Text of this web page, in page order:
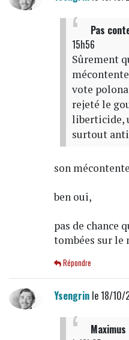
Pas
15h56
Sûrement
vote
rejeté le
liberticide,
surtout
son
ben oui,
pas de chance
tombées sur le
Répondre
Ysengrinle 18/10/